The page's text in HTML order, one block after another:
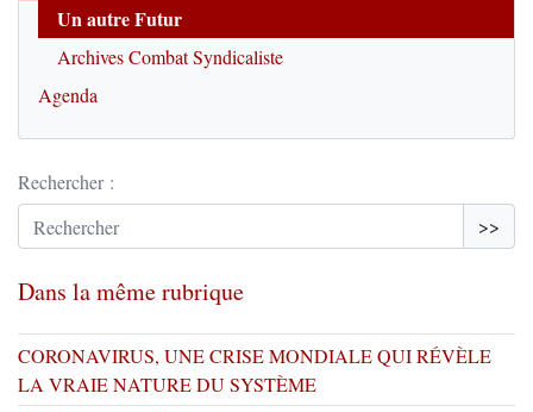
Un autre Futur
Archives Combat Syndicaliste
Agenda
Rechercher :
>>
Dans la même rubrique
CORONAVIRUS, UNE CRISE MONDIALE QUI RÉVÈLE
LA VRAIE NATURE DU SYSTÈME